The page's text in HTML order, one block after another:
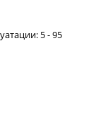
5 - 95